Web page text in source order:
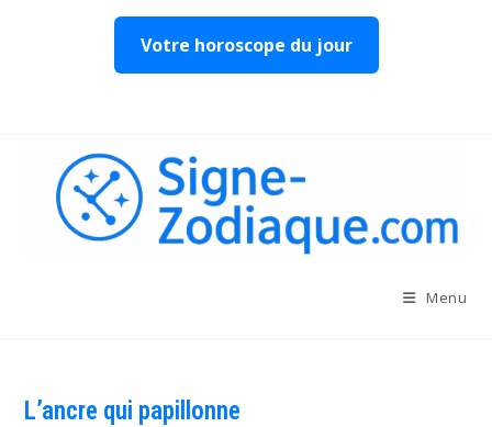
Votre horoscope du jour
Menu
L’ancre qui papillonne